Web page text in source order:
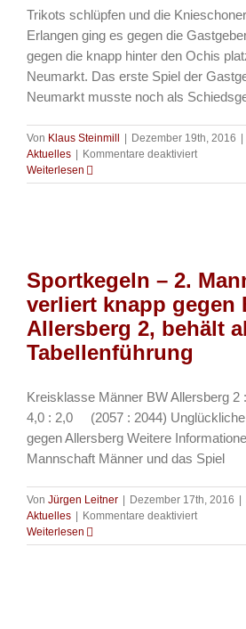
Trikots schlüpfen und die
Erlangen ging es gegen die
gegen die knapp hinter den Ochis
Neumarkt. Das erste Spiel der
Neumarkt musste noch als
Von Klaus Steinmill Dezember 19th, 2016
Aktuelles
Kommentare deaktiviertfür
–
Weiterlesen
Sportkegeln – 2.
verliert knapp gegen
Allersberg 2, behält
Tabellenführung
Kreisklasse Männer BW Allersberg
4,0 : 2,0 (2057 : 2044) Unglückliche
gegen Allersberg Weitere
Mannschaft Männer und das Spiel
Von Jürgen Leitner Dezember 17th, 2016
Aktuelles
Kommentare deaktiviertfür
–
Weiterlesen